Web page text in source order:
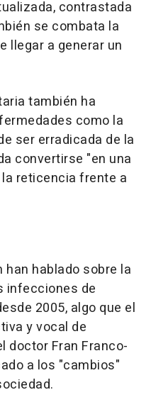
contrastada
se combata la
llegar a generar un
también ha
como la
ser erradicada de la
convertirse "en una
reticencia frente a
hablado sobre la
infecciones de
2005, algo que el
y vocal de
doctor Fran Franco-
a los "cambios"